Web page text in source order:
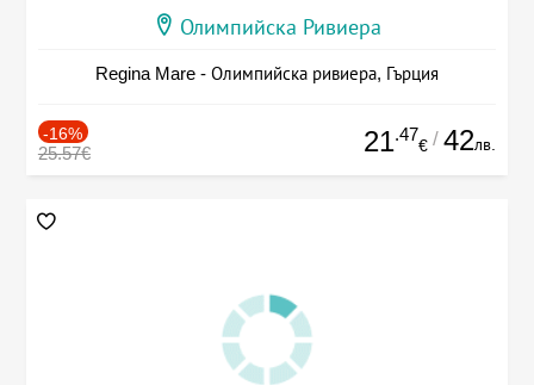
Олимпийска Ривиера
Regina Mare - Олимпийска ривиера, Гърция
-16%
25.57€ 21.47
€ / 42лв.